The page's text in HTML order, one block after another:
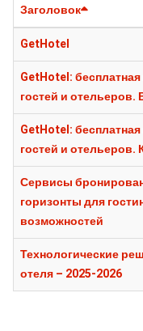
Заголовок
GetHotel
GetHotel:
гостей и
GetHotel:
гостей и отельеров.
Сервисы
горизонты для
возможностей
Технологические
отеля – 2025-2026